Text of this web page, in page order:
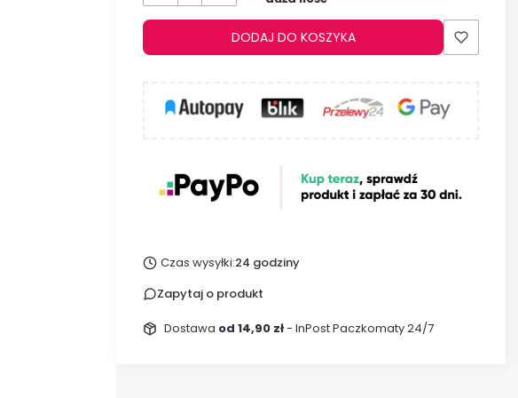
DODAJ DO KOSZYKA
Czas wysyłki:24 godziny
Zapytaj o produkt
Dostawa od 14,90 zł- InPost Paczkomaty 24/7